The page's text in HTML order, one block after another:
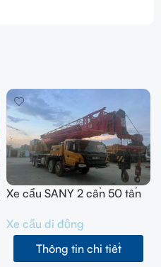
Xe cẩu SANY 2 cần 50 tấn
năm 2021
Xe cẩu di động
Thông tin chi tiết